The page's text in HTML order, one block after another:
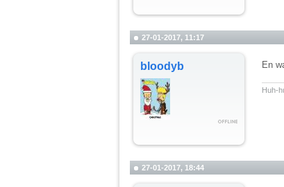
27-01-2017, 11:17
bloodyb
En
Huh-
27-01-2017, 18:44